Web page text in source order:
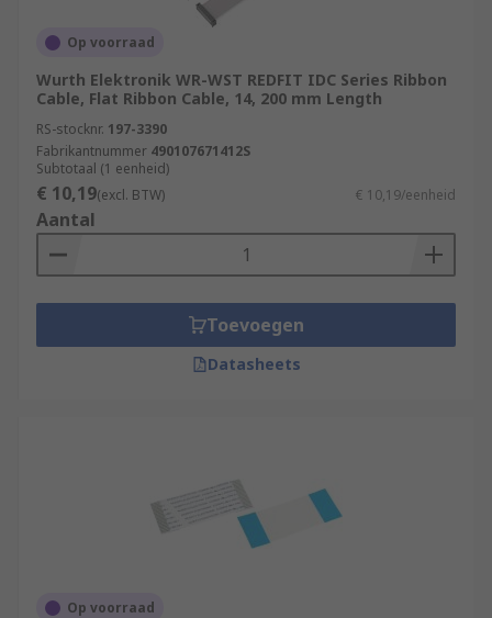
have different voltage ratings and capacitance.
The number and size of the strands can vary.
Op voorraad
Wurth Elektronik WR-WST REDFIT IDC Series Ribbon
Cable, Flat Ribbon Cable, 14, 200 mm Length
RS-stocknr. 197-3390
Fabrikantnummer 490107671412S
Subtotaal (1 eenheid)
€ 10,19(excl. BTW) € 10,19/eenheid
Aantal
Toevoegen
Datasheets
Op voorraad